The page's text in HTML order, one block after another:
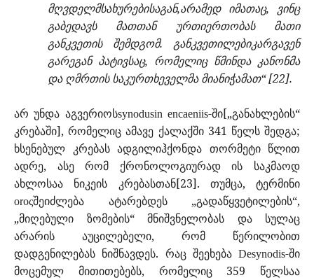
მღვდელმსახურებისაგან,არამედ იმათაც, ვინც
გაბედავს მათთან ურთიერთობას მათი
განკვეთის შემდგომ. განკვეთილებიკარგავენ
გარეგან პატივსაც, რომელიც წმინდა კანონმა
და ღმრთის საკურთხეველმა მიანიჭამათ“ [22].
არ უნდა აგვერიოსsynodusin encaeniis-ში[„განახლების“
კრებაში], რომელიც ამავე ქალაქში 341 წელს შედგა;
ხსენებულ კრებას ადგილიჰქონდა თორმეტი წლით
ადრე, ასე რომ ქრონოლოგიურად ის საკმაოდ
ახლოსაა ნიკეის კრებასთან[23]. თუმცა, ტერმინი
oroςშეიძლება ატარებდეს „გადაწყვეტილების“,
„მიღებული ზომების“ მნიშვნელობას და სულაც
არარის აუცილებელი, რომ წერილობით
დადგენილებას ნიშნავდეს. რაც შეეხება Desynodis-ში
მოცემულ მითითებებს, რომელიც 359 წელსაა